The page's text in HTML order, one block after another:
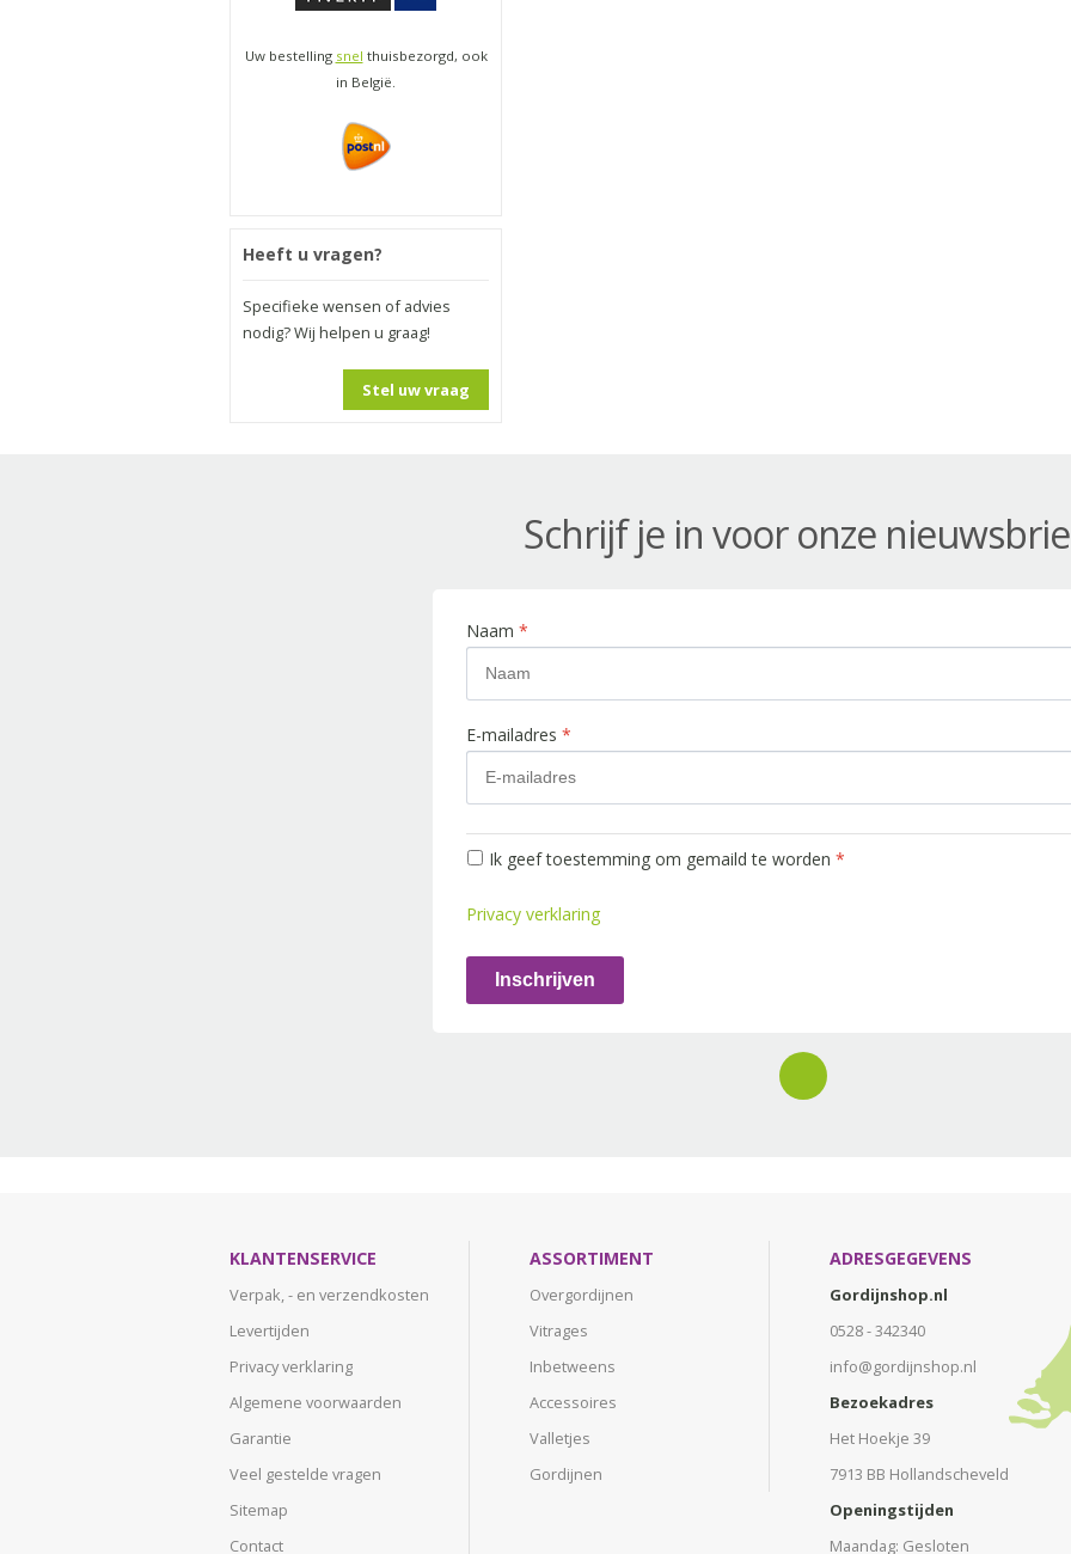
Uw bestelling snel thuisbezorgd, ook
in België.
Heeft u vragen?
Specifieke wensen of advies
nodig? Wij helpen u graag!
Stel uw vraag
Schrijf je in voor onze
Naam *
E-mailadres *
Ik geef toestemming om gemaild te worden *
Privacy verklaring
Inschrijven
KLANTENSERVICE
Verpak, - en verzendkosten
Levertijden
Privacy verklaring
Algemene voorwaarden
Garantie
Veel gestelde vragen
Sitemap
Contact
ASSORTIMENT
Overgordijnen
Vitrages
Inbetweens
Accessoires
Valletjes
Gordijnen
ADRESGEGEVENS
Gordijnshop.nl
0528 - 342340
info@gordijnshop.nl
Bezoekadres
Het Hoekje 39
7913 BB Hollandscheveld
Openingstijden
Maandag: Gesloten